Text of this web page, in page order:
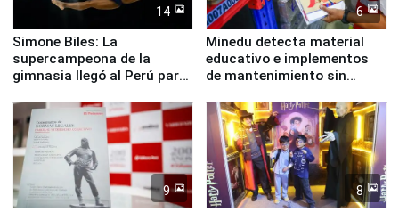
14
Simone Biles: La
supercampeona de la
gimnasia llegó al Perú para
Panamericanos Lima 2027
6
Minedu detecta material
educativo e implementos
de mantenimiento sin
la UGEL 2
9 8